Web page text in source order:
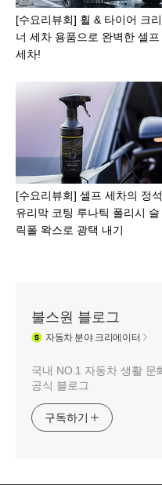
[수요리뷰회] 휠 & 타이어 크리
너 세차 용품으로 완벽한 셀프
세차!
[수요리뷰회] 셀프 세차의 정
유리막 코팅 루나틱 폴리시 슬
릭폴 왁스로 광택 내기
불스원 블로그
자동차분야 크리에이터
국내 NO.1 자동차 생활 문
공식 블로그
구독하기